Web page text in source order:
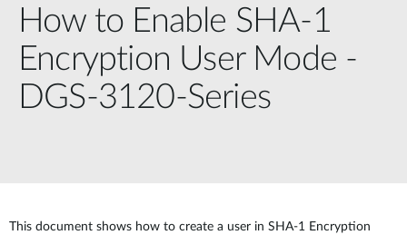
How to Enable SHA-1
Encryption User Mode -
DGS-3120-Series
This document shows how to create a user in SHA-1 Encryption